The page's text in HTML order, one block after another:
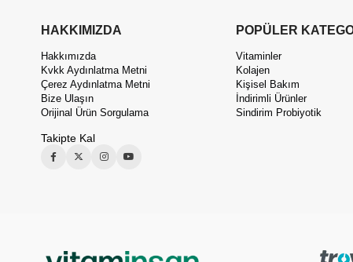
HAKKIMIZDA
Hakkımızda
Kvkk Aydınlatma Metni
Çerez Aydınlatma Metni
Bize Ulaşın
Orijinal Ürün Sorgulama
Takipte Kal
POPÜLER
Vitaminler
Kolajen
Kişisel Bakım
İndirimli Ürünler
Sindirim Probiyotik